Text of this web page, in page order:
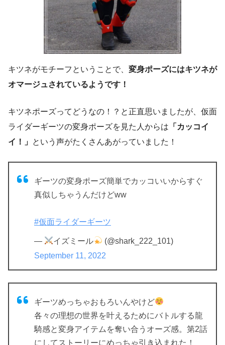
キツネがモチーフということで、 変身ポーズにはキツネが
オマージュされているようです ！
キツネポーズってどうなの！？と正直思いましたが、仮面
ライダーギーツの変身ポーズを見た人からは 「カッコイ
イ！」 という声がたくさんあがっていました！
ギーツの変身ポーズ簡単でカッコいいからすぐ
真似しちゃうんだけどww
#仮面ライダーギーツ
— イズミール
(@shark_222_101)
September 11, 2022
ギーツめっちゃおもろいんやけど
各々の理想の世界を叶えるためにバトルする龍
騎感と変身アイテムを奪い合うオーズ感。第2話
にしてストーリーにめっちゃ引き込まれた！